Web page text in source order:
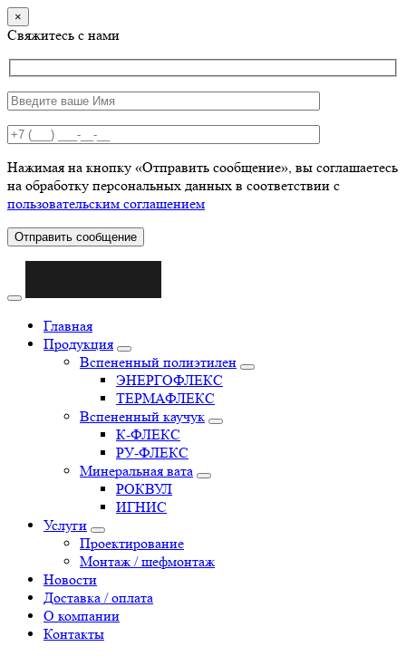
×
Свяжитесь с нами
Нажимая на кнопку «Отправить сообщение», вы соглашаетесь
на обработку персональных данных в соответствии с
пользовательским соглашением
Отправить сообщение
Главная
Продукция
Вспененный полиэтилен
ЭНЕРГОФЛЕКС
ТЕРМАФЛЕКС
Вспененный каучук
К-ФЛЕКС
РУ-ФЛЕКС
Минеральная вата
РОКВУЛ
ИГНИС
Услуги
Проектирование
Монтаж / шефмонтаж
Новости
Доставка / оплата
О компании
Контакты